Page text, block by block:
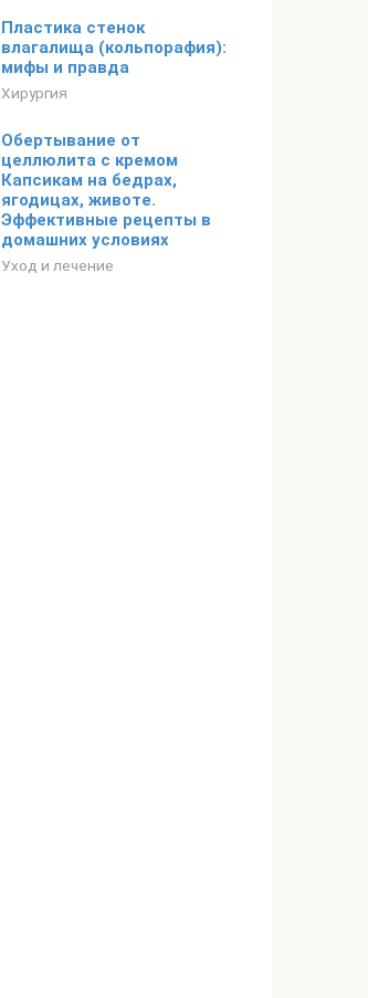
Пластика стенок
влагалища (кольпорафия):
мифы и правда
Хирургия
Обертывание от
целлюлита с кремом
Капсикам на бедрах,
ягодицах, животе.
Эффективные рецепты в
домашних условиях
Уход и лечение